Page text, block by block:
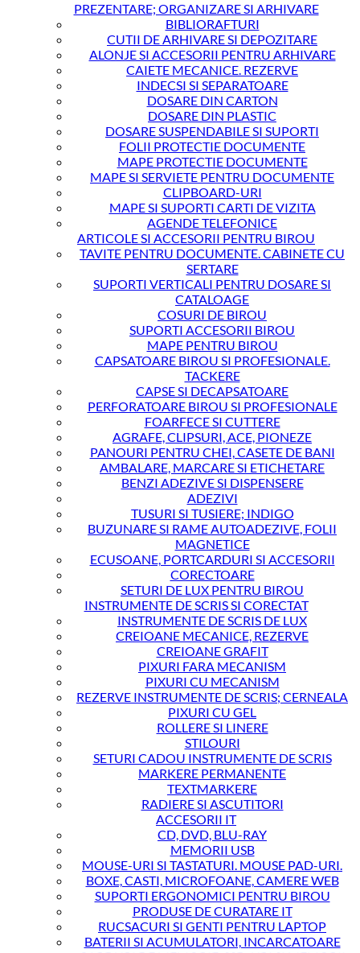
PREZENTARE; ORGANIZARE SI ARHIVARE
BIBLIORAFTURI
CUTII DE ARHIVARE SI DEPOZITARE
ALONJE SI ACCESORII PENTRU ARHIVARE
CAIETE MECANICE. REZERVE
INDECSI SI SEPARATOARE
DOSARE DIN CARTON
DOSARE DIN PLASTIC
DOSARE SUSPENDABILE SI SUPORTI
FOLII PROTECTIE DOCUMENTE
MAPE PROTECTIE DOCUMENTE
MAPE SI SERVIETE PENTRU DOCUMENTE
CLIPBOARD-URI
MAPE SI SUPORTI CARTI DE VIZITA
AGENDE TELEFONICE
ARTICOLE SI ACCESORII PENTRU BIROU
TAVITE PENTRU DOCUMENTE. CABINETE CU
SERTARE
SUPORTI VERTICALI PENTRU DOSARE SI
CATALOAGE
COSURI DE BIROU
SUPORTI ACCESORII BIROU
MAPE PENTRU BIROU
CAPSATOARE BIROU SI PROFESIONALE.
TACKERE
CAPSE SI DECAPSATOARE
PERFORATOARE BIROU SI PROFESIONALE
FOARFECE SI CUTTERE
AGRAFE, CLIPSURI, ACE, PIONEZE
PANOURI PENTRU CHEI, CASETE DE BANI
AMBALARE, MARCARE SI ETICHETARE
BENZI ADEZIVE SI DISPENSERE
ADEZIVI
TUSURI SI TUSIERE; INDIGO
BUZUNARE SI RAME AUTOADEZIVE, FOLII
MAGNETICE
ECUSOANE, PORTCARDURI SI ACCESORII
CORECTOARE
SETURI DE LUX PENTRU BIROU
INSTRUMENTE DE SCRIS SI CORECTAT
INSTRUMENTE DE SCRIS DE LUX
CREIOANE MECANICE, REZERVE
CREIOANE GRAFIT
PIXURI FARA MECANISM
PIXURI CU MECANISM
REZERVE INSTRUMENTE DE SCRIS; CERNEALA
PIXURI CU GEL
ROLLERE SI LINERE
STILOURI
SETURI CADOU INSTRUMENTE DE SCRIS
MARKERE PERMANENTE
TEXTMARKERE
RADIERE SI ASCUTITORI
ACCESORII IT
CD, DVD, BLU-RAY
MEMORII USB
MOUSE-URI SI TASTATURI. MOUSE PAD-URI.
BOXE, CASTI, MICROFOANE, CAMERE WEB
SUPORTI ERGONOMICI PENTRU BIROU
PRODUSE DE CURATARE IT
RUCSACURI SI GENTI PENTRU LAPTOP
BATERII SI ACUMULATORI, INCARCATOARE